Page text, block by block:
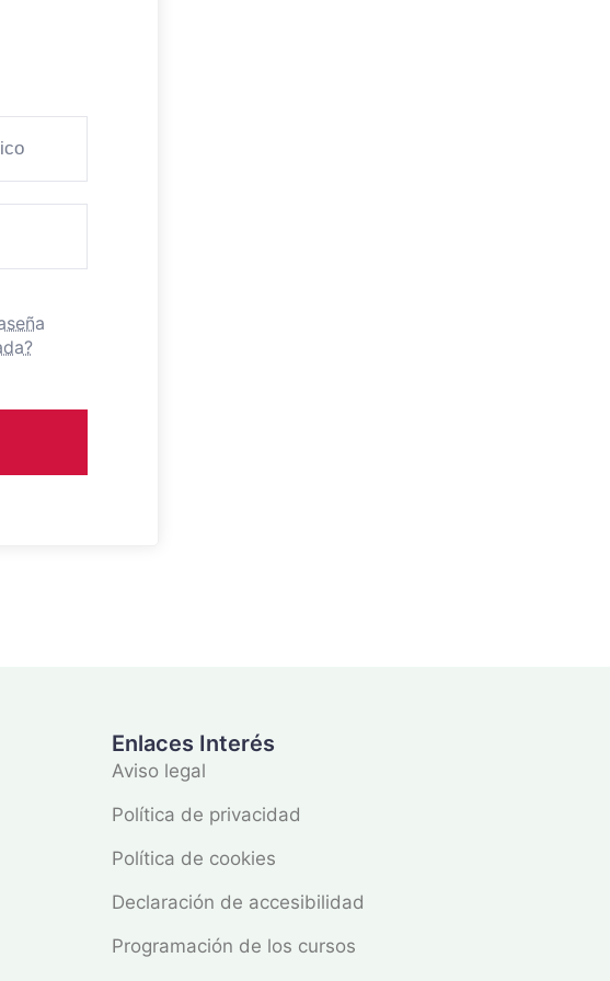
Enlaces Interés
Aviso legal
Política de privacidad
Política de cookies
Declaración de accesibilidad
Programación de los cursos